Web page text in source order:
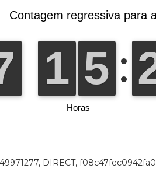
DIRECT, f08c47fec0942fa0